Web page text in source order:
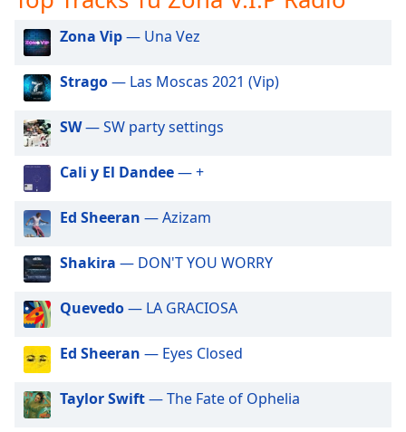
opens
subtitles
settings
dialog
subtitles
off
selected
Audio
Track
Picture-
in-
Fullscreen
This
modal
window.
Beginning
Zona Vip— Una Vez
Strago— Las Moscas 2021 (Vip)
SW— SW party settings
Cali y El Dandee— +
Ed Sheeran — Azizam
Shakira — DON'T YOU WORRY
Quevedo— LA GRACIOSA
Ed Sheeran — Eyes Closed
Taylor Swift— The Fate of Ophelia